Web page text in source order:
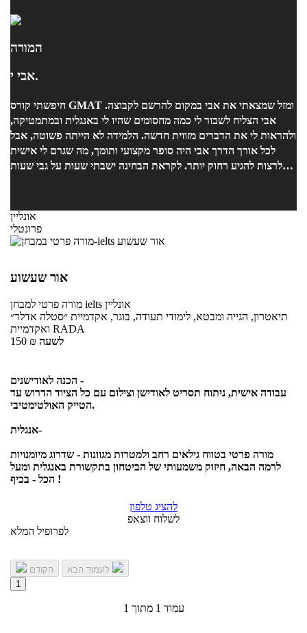
המורה
אבי י.
חיפשתי קורס GMAT ומזל שמצאתי את אבי במקום להרשם לקבוצה.
אבי הצליח לשבור לי כמה מחסומים שהיו לי באנגלית ובמתמטיקה,
ולהראות לי את הדברים מזווית חדשה. הלמידה לא הייתה פשוטה, אבל
לכל אורך הדרך אבי היה סופר מקצועי ותומך, מה שגרם לי אישית
לרצות להגיע רחוק יותר. לקראת הבחינה ישבתי שעות על גבי שעות
אונליין
פרונטלי
אור שעשוע
מורה פרטי למבחן ielts אונליין
תיאטרון, הגייה ומבטא, לימודי תעודה, בוגר, אקדמיית ״סטלה אדלר״
ואקדמיית RADA
150 ₪ לשעה
הכנה לאודישנים -
עבודה אישית, ניתוח תסריט לאודישן וצילום עם כל הציוד הדרוש עד
הטייק האולטימטיבי.
אנגלית-
מורה פרטי בטווח גילאים רחב ולמטרות מגוונות - שדרוג מיומנויות
לרמה הבאה, חיזוק משמעותי של הביטחון בתקשורת באנגלית ומעל
הכל - בכיף !
להציג טלפון
לשלוח ווצאפ
לפרופיל המלא
הקודם
1
עמוד 1 מתוך 1